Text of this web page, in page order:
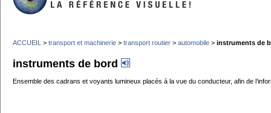
ACCUEIL > transport et machinerie > transport routier > automobile > instruments de
instruments de bord
Ensemble des cadrans et voyants lumineux placés à la vue du conducteur, afin de